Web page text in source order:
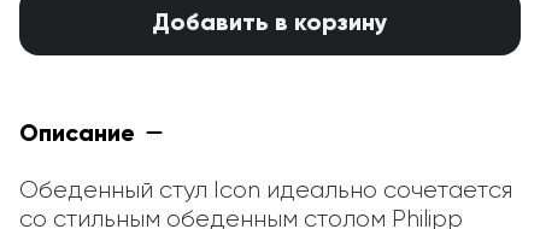
Добавить в корзину
Описание
Обеденный стул Icon идеально сочетается
со стильным обеденным столом Philipp